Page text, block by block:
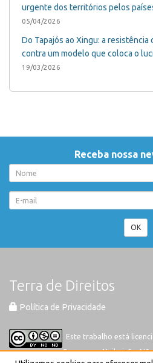
urgente dos territórios pelos
05/04/2026
Do Tapajós ao Xingu: a resistência
contra um modelo que coloca o
19/03/2026
Receba nossa
OK
Terra de Direitos
Política de Privacidade
Este trabalho está
Commons-Atribuição-